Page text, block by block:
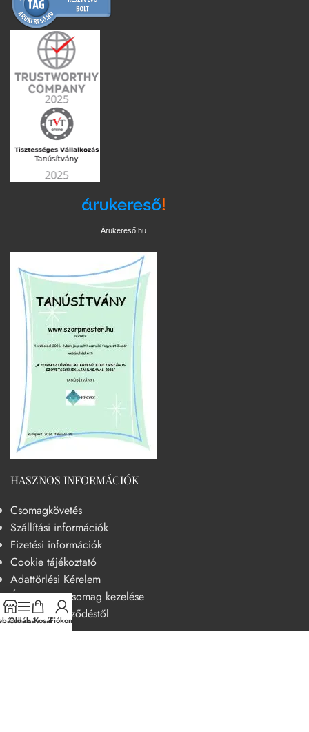
Árukereső.hu
HASZNOS INFORMÁCIÓK
Csomagkövetés
Szállítási információk
Fizetési információk
Cookie tájékoztató
Adattörlési Kérelem
Át nem vett csomag kezelése
Elállás a szerződéstől
OldalsávKosárFiókom